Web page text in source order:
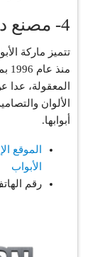
4- مصنع دور مان للأبواب Doorman
المعقولة، عدا
الألوان
أبوابها.
الموقع
الأبواب
رقم الهاتف